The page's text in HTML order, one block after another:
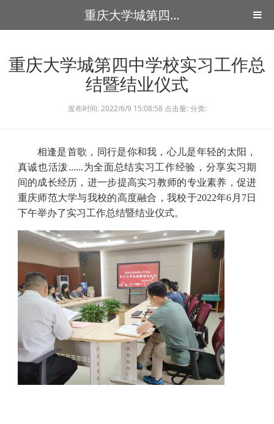
重庆大学城第四中学
重庆大学城第四中学校实习工作总
结暨结业仪式
发布时间: 2022/6/9 15:08:58 点击量: 分类:
相逢是首歌，同行是你和我，心儿是年轻的太阳，
真诚也活泼......为全面总结实习工作经验，分享实习期
间的成长经历，进一步提高实习教师的专业素养，促进
重庆师范大学与我校的高度融合，我校于2022年6 月 7日
下午举办了实习工作总结暨结业仪式。